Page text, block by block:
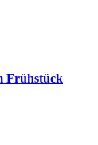
Frühstück